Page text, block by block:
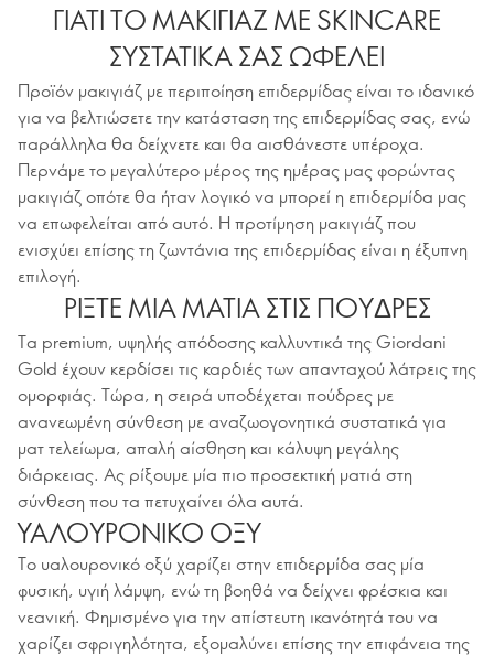
ΓΙΑΤΙ ΤΟ ΜΑΚΙΓΙΑΖ ΜΕ SKINCARE
ΣΥΣΤΑΤΙΚΑ ΣΑΣ ΩΦΕΛΕΙ
Προϊόν μακιγιάζ με περιποίηση επιδερμίδας είναι το ιδανικό
για να βελτιώσετε την κατάσταση της επιδερμίδας σας, ενώ
παράλληλα θα δείχνετε και θα αισθάνεστε υπέροχα.
Περνάμε το μεγαλύτερο μέρος της ημέρας μας φορώντας
μακιγιάζ οπότε θα ήταν λογικό να μπορεί η επιδερμίδα μας
να επωφελείται από αυτό. Η προτίμηση μακιγιάζ που
ενισχύει επίσης τη ζωντάνια της επιδερμίδας είναι η έξυπνη
επιλογή.
ΡΙΞΤΕ ΜΙΑ ΜΑΤΙΑ ΣΤΙΣ ΠΟΥΔΡΕΣ
Τα premium, υψηλής απόδοσης καλλυντικά της Giordani
Gold έχουν κερδίσει τις καρδιές των απανταχού λάτρεις της
ομορφιάς. Τώρα, η σειρά υποδέχεται πούδρες με
ανανεωμένη σύνθεση με αναζωογονητικά συστατικά για
ματ τελείωμα, απαλή αίσθηση και κάλυψη μεγάλης
διάρκειας. Ας ρίξουμε μία πιο προσεκτική ματιά στη
σύνθεση που τα πετυχαίνει όλα αυτά.
ΥΑΛΟΥΡΟΝΙΚΟ ΟΞΥ
Το υαλουρονικό οξύ χαρίζει στην επιδερμίδα σας μία
φυσική, υγιή λάμψη, ενώ τη βοηθά να δείχνει φρέσκια και
νεανική. Φημισμένο για την απίστευτη ικανότητά του να
χαρίζει σφριγηλότητα, εξομαλύνει επίσης την επιφάνεια της